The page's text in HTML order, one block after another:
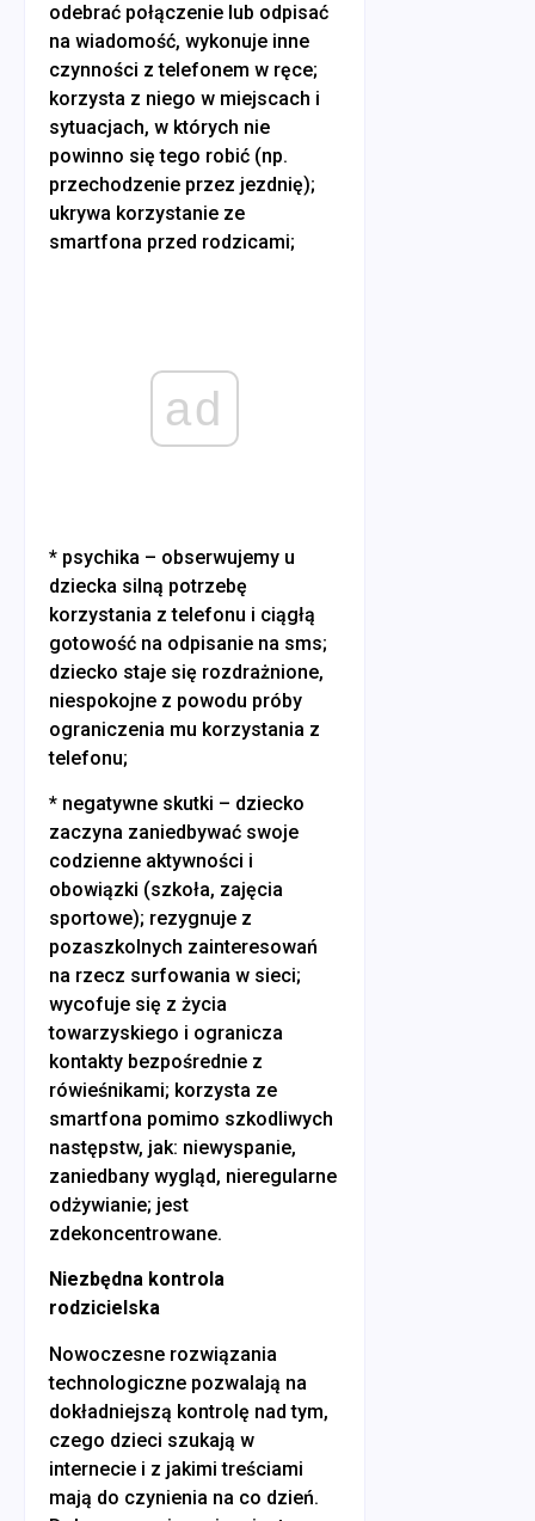
odebrać połączenie lub odpisać
na wiadomość, wykonuje inne
czynności z telefonem w ręce;
korzysta z niego w miejscach i
sytuacjach, w których nie
powinno się tego robić (np.
przechodzenie przez jezdnię);
ukrywa korzystanie ze
smartfona przed rodzicami;
ad
* psychika – obserwujemy u
dziecka silną potrzebę
korzystania z telefonu i ciągłą
gotowość na odpisanie na sms;
dziecko staje się rozdrażnione,
niespokojne z powodu próby
ograniczenia mu korzystania z
telefonu;
* negatywne skutki – dziecko
zaczyna zaniedbywać swoje
codzienne aktywności i
obowiązki (szkoła, zajęcia
sportowe); rezygnuje z
pozaszkolnych zainteresowań
na rzecz surfowania w sieci;
wycofuje się z życia
towarzyskiego i ogranicza
kontakty bezpośrednie z
rówieśnikami; korzysta ze
smartfona pomimo szkodliwych
następstw, jak: niewyspanie,
zaniedbany wygląd, nieregularne
odżywianie; jest
zdekoncentrowane.
Niezbędna kontrola
rodzicielska
Nowoczesne rozwiązania
technologiczne pozwalają na
dokładniejszą kontrolę nad tym,
czego dzieci szukają w
internecie i z jakimi treściami
mają do czynienia na co dzień.